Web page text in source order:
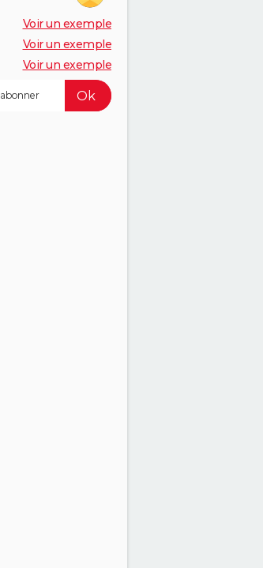
Voir un exemple
Voir un exemple
Voir un exemple